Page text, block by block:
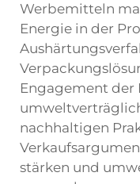
Werbemitteln
Energie in der
Engagement der
nachhaltigen
stärken und